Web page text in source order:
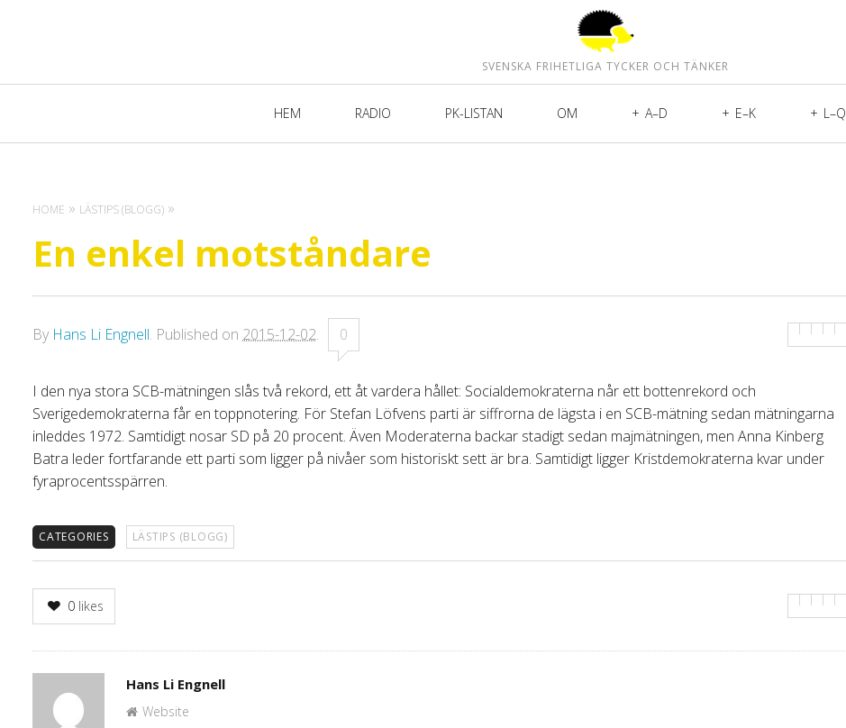
SVENSKA FRIHETLIGA TYCKER OCH TÄNKER
HEM RADIO PK-LISTAN OM A–D E–K L–Q
HOME LÄSTIPS (BLOGG)
En enkel motståndare
By Hans Li Engnell. Published on 2015-12-02. 0
I den nya stora SCB-mätningen slås två rekord, ett åt vardera hållet: Socialdemokraterna når ett bottenrekord och
Sverigedemokraterna får en toppnotering. För Stefan Löfvens parti är siffrorna de lägsta i en SCB-mätning sedan mätningarna
inleddes 1972. Samtidigt nosar SD på 20 procent. Även Moderaterna backar stadigt sedan majmätningen, men Anna Kinberg
Batra leder fortfarande ett parti som ligger på nivåer som historiskt sett är bra. Samtidigt ligger Kristdemokraterna kvar under
fyraprocentsspärren.
CATEGORIES LÄSTIPS (BLOGG)
0 likes
Author
Hans Li Engnell
Website